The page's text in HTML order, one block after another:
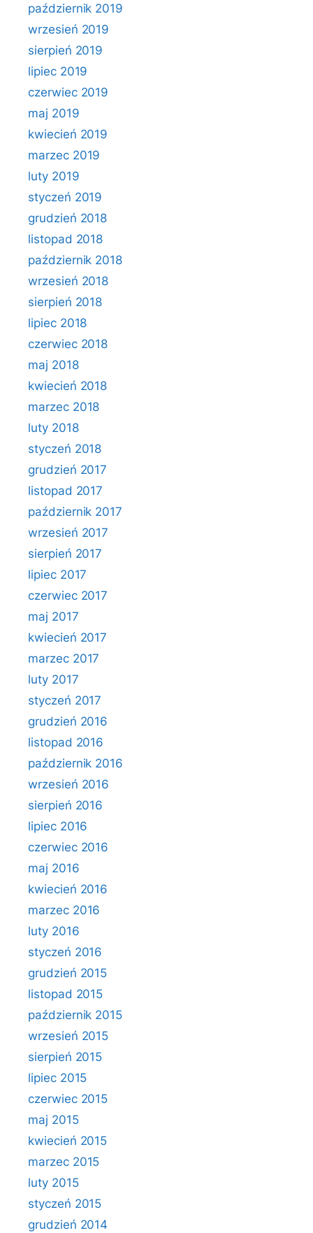
październik 2019
wrzesień 2019
sierpień 2019
lipiec 2019
czerwiec 2019
maj 2019
kwiecień 2019
marzec 2019
luty 2019
styczeń 2019
grudzień 2018
listopad 2018
październik 2018
wrzesień 2018
sierpień 2018
lipiec 2018
czerwiec 2018
maj 2018
kwiecień 2018
marzec 2018
luty 2018
styczeń 2018
grudzień 2017
listopad 2017
październik 2017
wrzesień 2017
sierpień 2017
lipiec 2017
czerwiec 2017
maj 2017
kwiecień 2017
marzec 2017
luty 2017
styczeń 2017
grudzień 2016
listopad 2016
październik 2016
wrzesień 2016
sierpień 2016
lipiec 2016
czerwiec 2016
maj 2016
kwiecień 2016
marzec 2016
luty 2016
styczeń 2016
grudzień 2015
listopad 2015
październik 2015
wrzesień 2015
sierpień 2015
lipiec 2015
czerwiec 2015
maj 2015
kwiecień 2015
marzec 2015
luty 2015
styczeń 2015
grudzień 2014